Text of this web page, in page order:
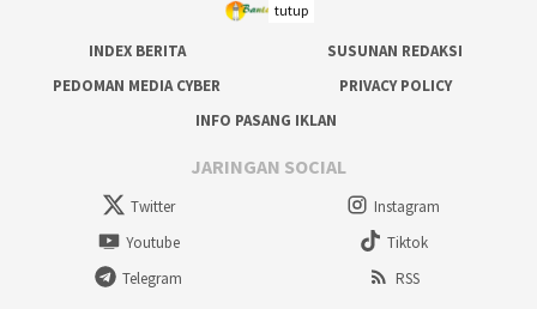
INDEX BERITA
SUSUNAN REDAKSI
PEDOMAN MEDIA CYBER
PRIVACY POLICY
INFO PASANG IKLAN
JARINGAN SOCIAL
Twitter
Instagram
Youtube
Tiktok
Telegram
RSS
tutup